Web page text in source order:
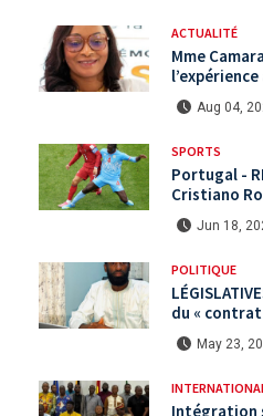
ACTUALITÉ
Mme
territoriaux
Aug 04,
SPORTS
Portugal -
Cristiano
international
Jun 18,
POLITIQUE
du «
politique
May 23,
Intégration